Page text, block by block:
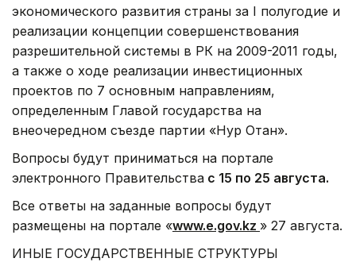
экономического развития страны за I полугодие и
реализации концепции совершенствования
разрешительной системы в РК на 2009-2011 годы,
а также о ходе реализации инвестиционных
проектов по 7 основным направлениям,
определенным Главой государства на
внеочередном съезде партии «Нур Отан».
Вопросы будут приниматься на портале
электронного Правительства с 15 по 25 августа.
Все ответы на заданные вопросы будут
размещены на портале «www.e.gov.kz » 27 августа.
ИНЫЕ ГОСУДАРСТВЕННЫЕ СТРУКТУРЫ